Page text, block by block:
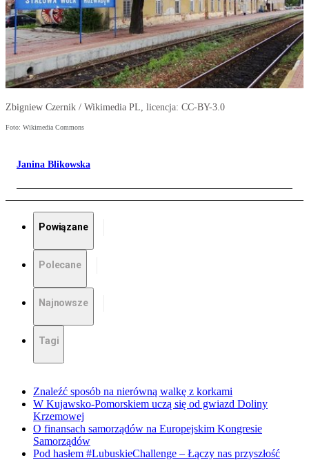
Zbigniew Czernik / Wikimedia PL, licencja: CC-BY-3.0
Foto: Wikimedia Commons
Janina Blikowska
Powiązane
Polecane
Najnowsze
Tagi
Znaleźć sposób na nierówną walkę z korkami
W Kujawsko-Pomorskiem uczą się od gwiazd Doliny
Krzemowej
O finansach samorządów na Europejskim Kongresie
Samorządów
Pod hasłem #LubuskieChallenge – Łączy nas przyszłość